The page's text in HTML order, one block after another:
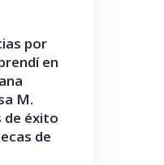
por
en
M.
de éxito
de